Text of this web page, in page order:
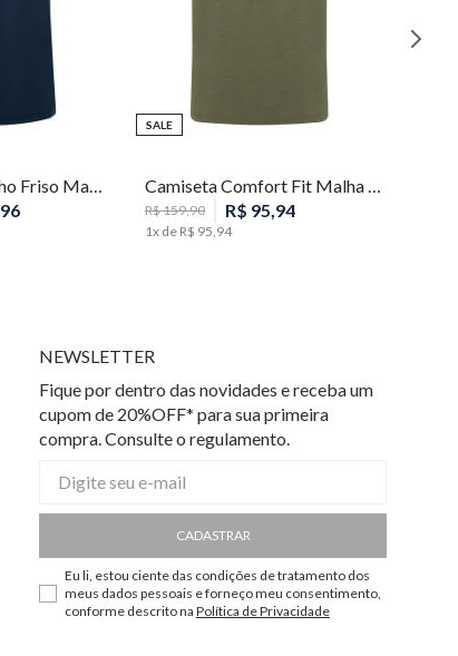
Polo Slim Fit Punho Friso Masculina Individual
96
SALE P M
Camiseta Comfort Fit Malha Listras Masculina Individual
R$159,90 R$ 95,94
1x de R$ 95 94
NEWSLETTER
Fique por dentro das novidades e receba um
cupom de 20%OFF* para sua primeira
compra. Consulte o regulamento.
CADASTRAR
Eu li, estou ciente das condições de tratamento dos
meus dados pessoais e forneço meu consentimento,
conforme descrito na Política de Privacidade